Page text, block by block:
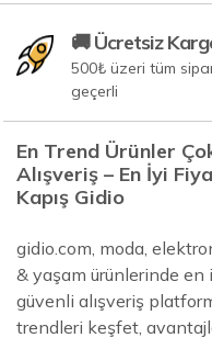
🚚 Ücretsiz
500₺ üzeri tüm
geçerli
En Trend Ürünler
Alışveriş – En İyi
Kapış Gidio
gidio.com, moda,
& yaşam ürünlerinde en
güvenli alışveriş
trendleri keşfet,